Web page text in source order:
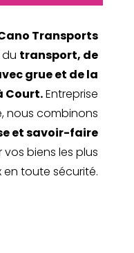
Transports
transport, de
grue et de la
Court.Entreprise
nous combinons
et savoir-faire
biens les plus
en toute sécurité.